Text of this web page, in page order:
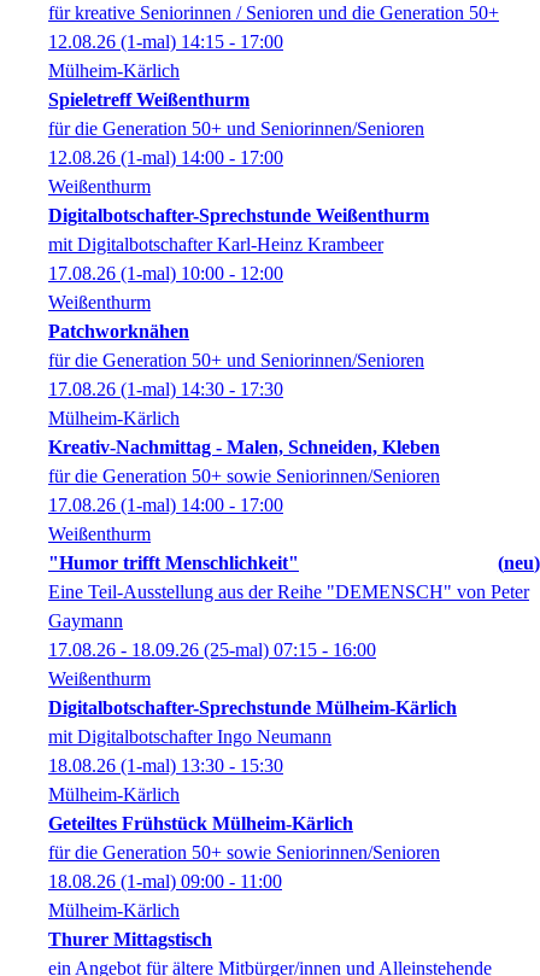
für kreative Seniorinnen / Senioren und die Generation 50+
12.08.26 (1-mal) 14:15 - 17:00
Mülheim-Kärlich
Spieletreff Weißenthurm
für die Generation 50+ und Seniorinnen/Senioren
12.08.26 (1-mal) 14:00 - 17:00
Weißenthurm
Digitalbotschafter-Sprechstunde Weißenthurm
mit Digitalbotschafter Karl-Heinz Krambeer
17.08.26 (1-mal) 10:00 - 12:00
Weißenthurm
Patchworknähen
für die Generation 50+ und Seniorinnen/Senioren
17.08.26 (1-mal) 14:30 - 17:30
Mülheim-Kärlich
Kreativ-Nachmittag - Malen, Schneiden, Kleben
für die Generation 50+ sowie Seniorinnen/Senioren
17.08.26 (1-mal) 14:00 - 17:00
Weißenthurm
"Humor trifft Menschlichkeit"
neu
Eine Teil-Ausstellung aus der Reihe "DEMENSCH" von Peter
Gaymann
17.08.26 - 18.09.26 (25-mal) 07:15 - 16:00
Weißenthurm
Digitalbotschafter-Sprechstunde Mülheim-Kärlich
mit Digitalbotschafter Ingo Neumann
18.08.26 (1-mal) 13:30 - 15:30
Mülheim-Kärlich
Geteiltes Frühstück Mülheim-Kärlich
für die Generation 50+ sowie Seniorinnen/Senioren
18.08.26 (1-mal) 09:00 - 11:00
Mülheim-Kärlich
Thurer Mittagstisch
ein Angebot für ältere Mitbürger/innen und Alleinstehende